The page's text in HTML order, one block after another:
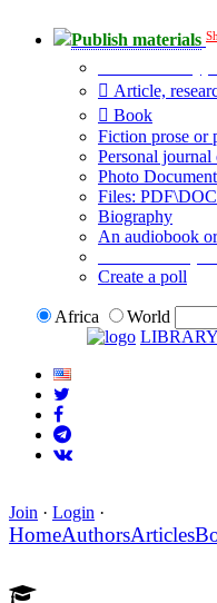
Publish materials
Article,
Book
Fiction prose or
Personal journal
Photo
Files:
Biography
An audiobook
Create a poll
Africa
World
LIBRARY
Join · Login ·
HomeAuthorsArticles